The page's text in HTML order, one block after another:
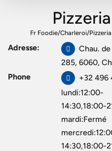
Fr Foodie/Charleroi/
Adresse:
Chau.
285, 6060,
Phone
+32 496
lundi:12:00-
14:30,18:00-
mardi:Fermé
14:30,18:00-